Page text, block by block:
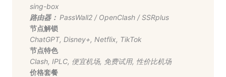
sing-box
路由器： PassWall2/ OpenClash/SSRplus
节点解锁
ChatGPT, Disney+, Netflix, TikTok
节点特色
Clash, IPLC, 便宜机场, 免费试用, 性价比机场
价格套餐